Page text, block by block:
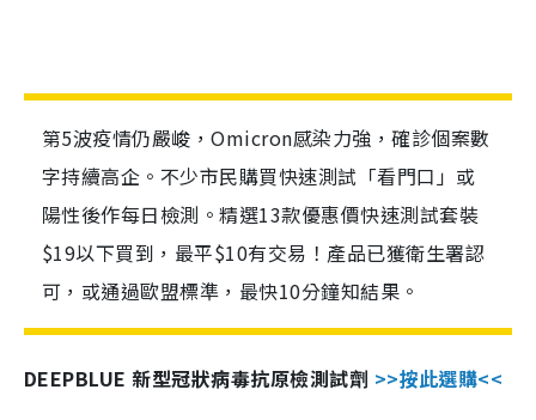
第5波疫情仍嚴峻，Omicron感染力強，確診個案數
字持續高企。不少市民購買快速測試「看門口」或
陽性後作每日檢測。精選13款優惠價快速測試套裝
$19以下買到，最平$10有交易！產品已獲衛生署認
可，或通過歐盟標準，最快10分鐘知結果。
DEEPBLUE 新型冠狀病毒抗原檢測試劑 >>按此選購<<